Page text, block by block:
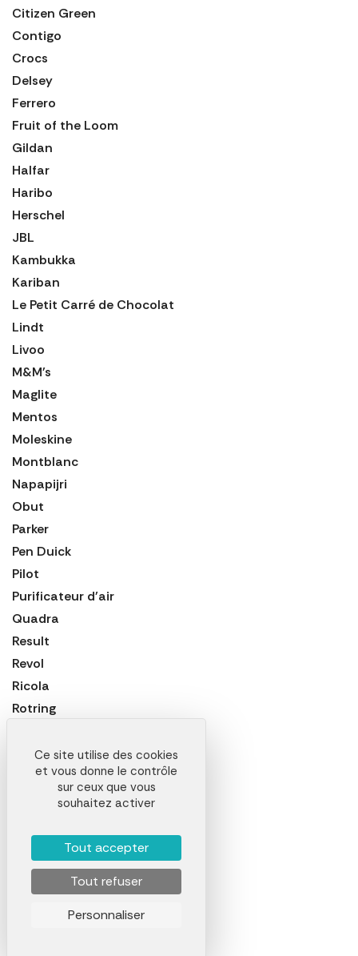
Citizen Green
Contigo
Crocs
Delsey
Ferrero
Fruit of the Loom
Gildan
Halfar
Haribo
Herschel
JBL
Kambukka
Kariban
Le Petit Carré de Chocolat
Lindt
Livoo
M&M's
Maglite
Mentos
Moleskine
Montblanc
Napapijri
Obut
Parker
Pen Duick
Pilot
Purificateur d'air
Quadra
Result
Revol
Ricola
Rotring
Seeberger
Senator
Stabilo Boss
Swiss Peak
Telefunken
Ce site utilise des cookies
et vous donne le contrôle
sur ceux que vous
souhaitez activer
Tout accepter
Tout refuser
Personnaliser